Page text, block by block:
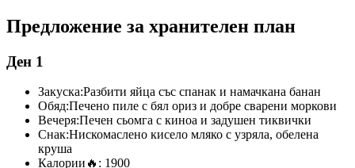
Предложение за хранителен план
Ден 1
Закуска:Разбити яйца със спанак и намачкана банан
Обяд:Печено пиле с бял ориз и добре сварени моркови
Вечеря:Печен сьомга с киноа и задушен тиквички
Снак:Нискомаслено кисело мляко с узряла, обелена
круша
Калории 🔥: 1900